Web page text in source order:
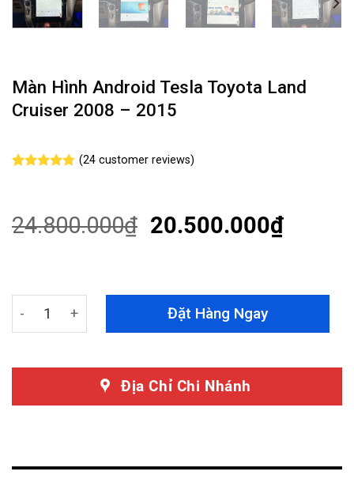
Màn Hình Android Tesla Toyota Land
Cruiser 2008 – 2015
customer
ratings
(24customer reviews)
24.800.000₫ 20.500.000₫
Màn Hình Android Tesla Toyota Land Cruiser 2008 -
Đặt Hàng Ngay
Địa Chỉ Chi Nhánh